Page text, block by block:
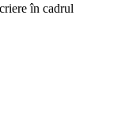
în cadrul